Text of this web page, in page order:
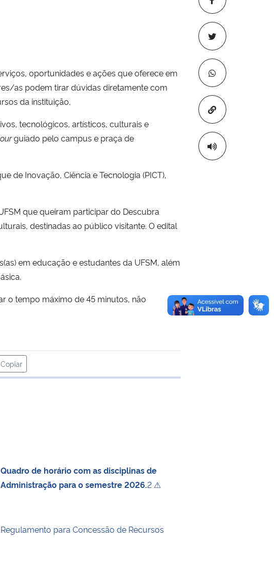
Copiar para
oportunidades e ações que oferece em
as podem tirar dúvidas diretamente com
da instituição.
tecnológicos, artísticos, culturais e
guiado pelo campus e praça de
de Inovação, Ciência e Tecnologia (PICT),
que queiram participar do Descubra
destinadas ao público visitante. O edital
em educação e estudantes da UFSM, além
o tempo máximo de 45 minutos, não
Copiar
para área de transferência
Quadro de horário com as disciplinas de
Administração para o semestre 2026.2 ⚠
Regulamento para Concessão de Recursos